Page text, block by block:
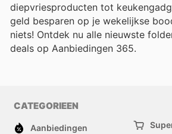
diepvriesproducten tot
geld besparen op je wekelijkse
niets! Ontdek nu alle nieuwste
deals op Aanbiedingen 365.
CATEGORIEEN
Aanbiedingen